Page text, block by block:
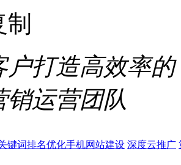
户打造高效率的
销运营团队
键词排名优化手机网站建设 深度云推广